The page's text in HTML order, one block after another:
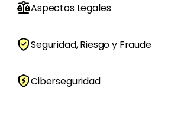
Aspectos Legales
Seguridad, Riesgo y Fraude
Ciberseguridad